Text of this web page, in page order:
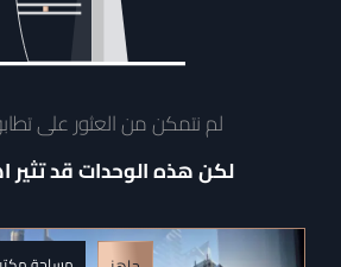
لم نتمكن من العثور على
لكن هذه الوحدات قد